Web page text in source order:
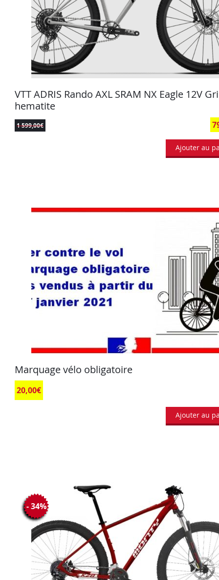
VTT ADRIS Rando AXL SRAM NX Eagle 12V
hematite
1 599,00€
Ajouter au
Marquage vélo obligatoire
20,00€
Ajouter au
- 34%